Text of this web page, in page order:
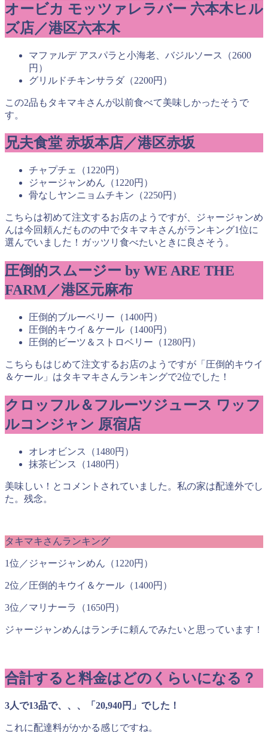
オービカ モッツァレラバー 六本木ヒル
ズ店／港区六本木
マファルデ アスパラと小海老、バジルソース（2600
円）
グリルドチキンサラダ（2200円）
この2品もタキマキさんが以前食べて美味しかったそうで
す。
兄夫食堂 赤坂本店／港区赤坂
チャプチェ（1220円）
ジャージャンめん（1220円）
骨なしヤンニョムチキン（2250円）
こちらは初めて注文するお店のようですが、ジャージャンめ
んは今回頼んだものの中でタキマキさんがランキング1位に
選んでいました！ガッツリ食べたいときに良さそう。
圧倒的スムージー by WE ARE THE
FARM／港区元麻布
圧倒的ブルーベリー（1400円）
圧倒的キウイ＆ケール（1400円）
圧倒的ビーツ＆ストロベリー（1280円）
こちらもはじめて注文するお店のようですが「圧倒的キウイ
＆ケール」はタキマキさんランキングで2位でした！
クロッフル＆フルーツジュース ワッフ
ルコンジャン 原宿店
オレオビンス（1480円）
抹茶ビンス（1480円）
美味しい！とコメントされていました。私の家は配達外でし
た。残念。
タキマキさんランキング
1位／ジャージャンめん（1220円）
2位／圧倒的キウイ＆ケール（1400円）
3位／マリナーラ（1650円）
ジャージャンめんはランチに頼んでみたいと思っています！
合計すると料金はどのくらいになる？
3人で13品で、、、「20,940円」でした！
これに配達料がかかる感じですね。